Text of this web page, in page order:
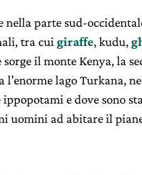
parte sud-
tra cuigiraffe, kudu,
il monte Kenya, la
lago Turkana,
e dove sono
uomini ad abitare il